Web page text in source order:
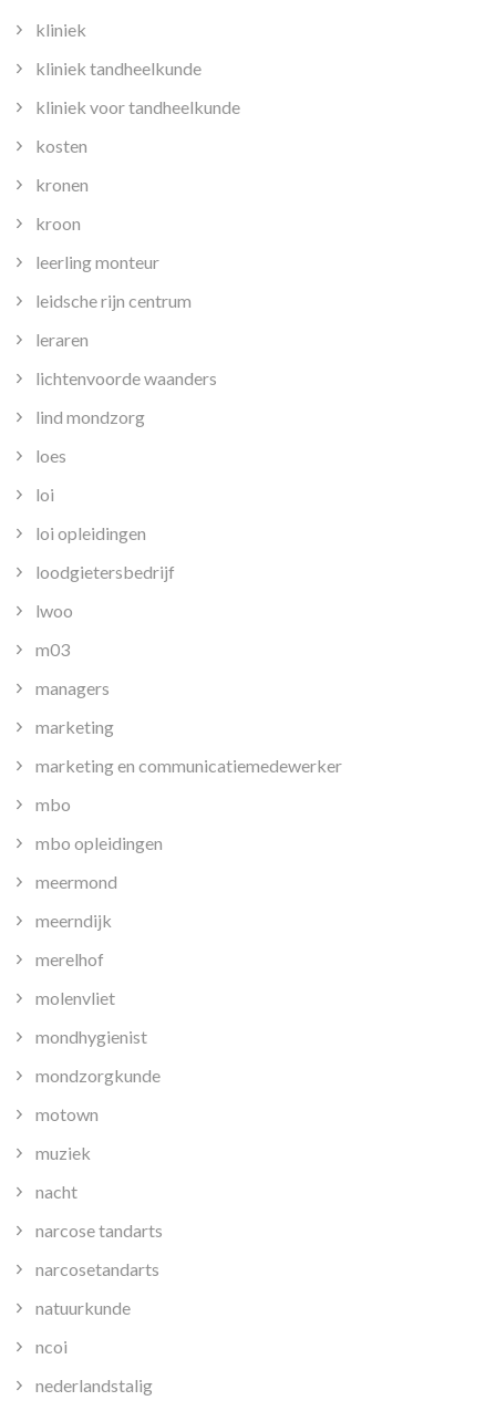
kliniek
kliniek tandheelkunde
kliniek voor tandheelkunde
kosten
kronen
kroon
leerling monteur
leidsche rijn centrum
leraren
lichtenvoorde waanders
lind mondzorg
loes
loi
loi opleidingen
loodgietersbedrijf
lwoo
m03
managers
marketing
marketing en communicatiemedewerker
mbo
mbo opleidingen
meermond
meerndijk
merelhof
molenvliet
mondhygienist
mondzorgkunde
motown
muziek
nacht
narcose tandarts
narcosetandarts
natuurkunde
ncoi
nederlandstalig